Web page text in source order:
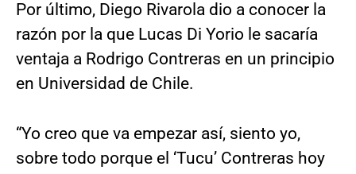
Por último, Diego Rivarola dio a conocer la
razón por la que Lucas Di Yorio le sacaría
ventaja a Rodrigo Contreras en un principio
en Universidad de Chile.
“Yo creo que va empezar así, siento yo,
sobre todo porque el ‘Tucu’ Contreras hoy